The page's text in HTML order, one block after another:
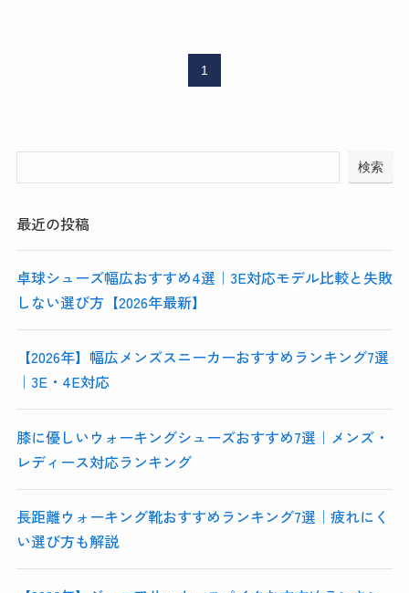
1
検索
最近の投稿
卓球シューズ幅広おすすめ4選｜3E対応モデル比較と失敗
しない選び方【2026年最新】
【2026年】幅広メンズスニーカーおすすめランキング7選
｜3E・4E対応
膝に優しいウォーキングシューズおすすめ7選｜メンズ・
レディース対応ランキング
長距離ウォーキング靴おすすめランキング7選｜疲れにく
い選び方も解説